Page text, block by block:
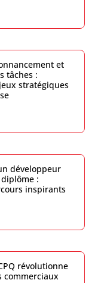
et
tâches :
stratégiques
développeur
:
inspirants
révolutionne
commerciaux